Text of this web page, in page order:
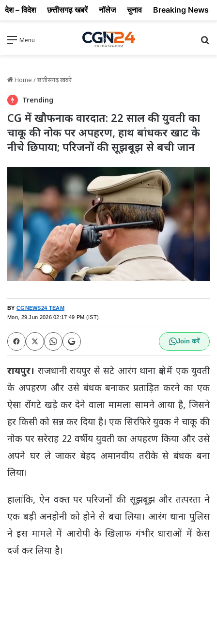
Menu
Home /छत्तीसगढ़ खबरें
Trending
CG में खौफनाक वारदात: 22 साल की युवती का
चाकू की नोक पर अपहरण, हाथ बांधकर खाट के
नीचे छिपाया; परिजनों की सूझबूझ से बची जान
BY CGNEWS24 TEAM
Mon, 29 Jun 2026 02:17:49 PM (IST)
Join करें
रायपुर। राजधानी रायपुर से सटे आरंग थाना क्षेत्र में एक युवती
के अपहरण और उसे बंधक बनाकर प्रताड़ित करने का एक
ऐसा रोंगटे खड़े कर देने वाला मामला सामने आया है, जिसने
हर किसी को सन्न कर दिया है। एक सिरफिरे युवक ने चाकू की
नोक पर सरेराह 22 वर्षीय युवती का अपहरण किया और उसे
अपने घर ले जाकर बेहद अमानवीय तरीके से बंधक बना
लिया।
हालांकि, ऐन वक्त पर परिजनों की सूझबूझ और तत्परता ने
एक बड़ी अनहोनी को होने से बचा लिया। आरंग थाना पुलिस
ने इस मामले में आरोपी के खिलाफ गंभीर धाराओं में केस
दर्ज कर लिया है।
देश – विदेश छत्तीसगढ़ खबरें नॉलेज चुनाव Breaking News